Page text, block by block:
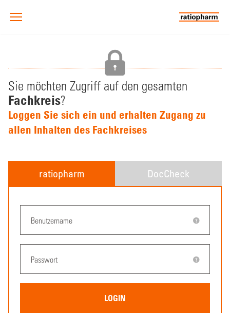
Sie möchten Zugriff auf den gesamten
Fachkreis?
Loggen Sie sich ein und erhalten Zugang zu
allen Inhalten des Fachkreises
ratiopharm DocCheck